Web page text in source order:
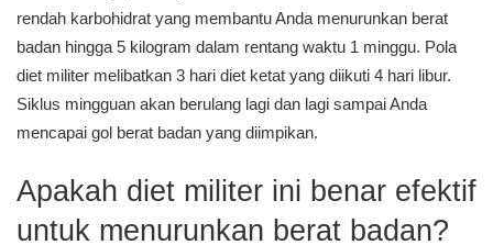
rendah karbohidrat yang membantu Anda menurunkan berat
badan hingga 5 kilogram dalam rentang waktu 1 minggu. Pola
diet militer melibatkan 3 hari diet ketat yang diikuti 4 hari libur.
Siklus mingguan akan berulang lagi dan lagi sampai Anda
mencapai gol berat badan yang diimpikan.
Apakah diet militer ini benar efektif
untuk menurunkan berat badan?